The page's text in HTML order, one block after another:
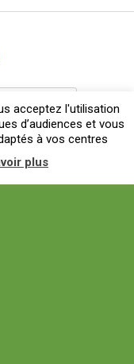
acceptez l'utilisation
d’audiences et vous
à vos centres
plus